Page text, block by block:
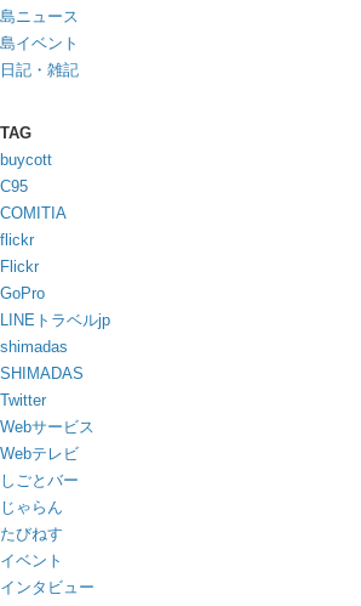
島ニュース
島イベント
日記・雑記
TAG
buycott
C95
COMITIA
flickr
Flickr
GoPro
LINEトラベルjp
shimadas
SHIMADAS
Twitter
Webサービス
Webテレビ
しごとバー
じゃらん
たびねす
イベント
インタビュー